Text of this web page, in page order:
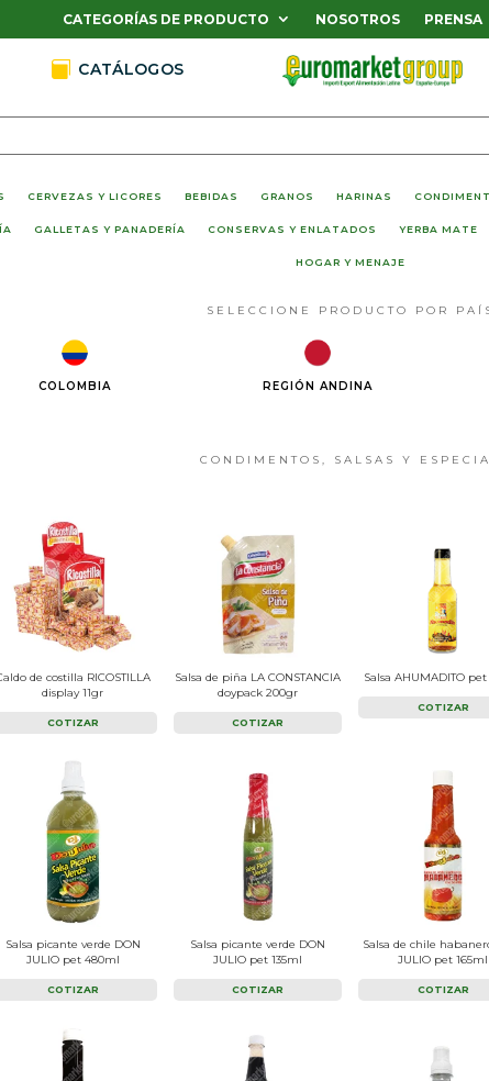
CATEGORÍAS DE PRODUCTO NOSOTROS PRENSA
 CATÁLOGOS
CERVEZAS Y LICORES BEBIDAS GRANOS HARINAS
GALLETAS Y PANADERÍA CONSERVAS Y ENLATADOS YERBA MATE
HOGAR Y MENAJE
SELECCIONE PRODUCTO POR
COLOMBIA REGIÓN ANDINA
CONDIMENTOS, SALSAS Y
de costilla RICOSTILLA
display 11gr
COTIZAR
Salsa de piña LA CONSTANCIA
doypack 200gr
COTIZAR
Salsa AHUMADITO
COTIZAR
Salsa picante verde DON
JULIO pet 480ml
COTIZAR
Salsa picante verde DON
JULIO pet 135ml
COTIZAR
Salsa de chile
JULIO pet 165ml
COTIZAR